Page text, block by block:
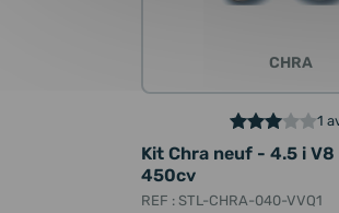
CHRA
1
Kit Chra neuf - 4.5 i
450cv
REF : STL-CHRA-040-VVQ1